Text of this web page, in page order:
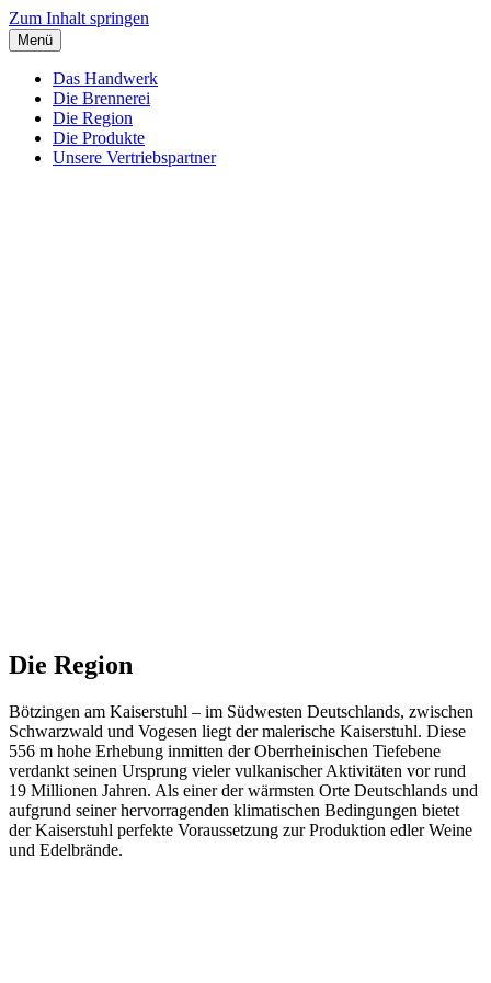
Zum Inhalt springen
Menü
Das Handwerk
Die Brennerei
Die Region
Die Produkte
Unsere Vertriebspartner
Die Region
Bötzingen am Kaiserstuhl – im Südwesten Deutschlands, zwischen
Schwarzwald und Vogesen liegt der malerische Kaiserstuhl. Diese
556 m hohe Erhebung inmitten der Oberrheinischen Tiefebene
verdankt seinen Ursprung vieler vulkanischer Aktivitäten vor rund
19 Millionen Jahren. Als einer der wärmsten Orte Deutschlands und
aufgrund seiner hervorragenden klimatischen Bedingungen bietet
der Kaiserstuhl perfekte Voraussetzung zur Produktion edler Weine
und Edelbrände.